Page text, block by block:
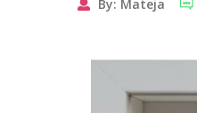
By: Mateja